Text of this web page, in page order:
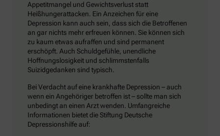
Appetitmangel und Gewichtsverlust statt
Heißhungerattacken. Ein Anzeichen für eine
Depression kann auch sein, dass sich die Betroffenen
an gar nichts mehr erfreuen können. Sie können sich
zu kaum etwas aufraffen und sind permanent
erschöpft. Auch Schuldgefühle, unendliche
Hoffnungslosigkeit und schlimmstenfalls
Suizidgedanken sind typisch.
Bei Verdacht auf eine krankhafte Depression – auch
wenn ein Angehöriger betroffen ist – sollte man sich
unbedingt an einen Arzt wenden. Umfangreiche
Informationen bietet die Stiftung Deutsche
Depressionshilfe auf: